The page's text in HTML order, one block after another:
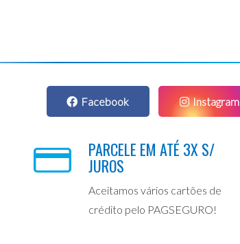
Facebook Instagram
PARCELE EM ATÉ 3X S/
JUROS
Aceitamos vários cartões de
crédito pelo PAGSEGURO!